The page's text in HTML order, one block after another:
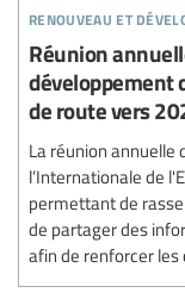
renouveau et
Réunion
développement
de route vers
La réunion annuelle
l’Internationale de
permettant de
de partager des
afin de renforcer